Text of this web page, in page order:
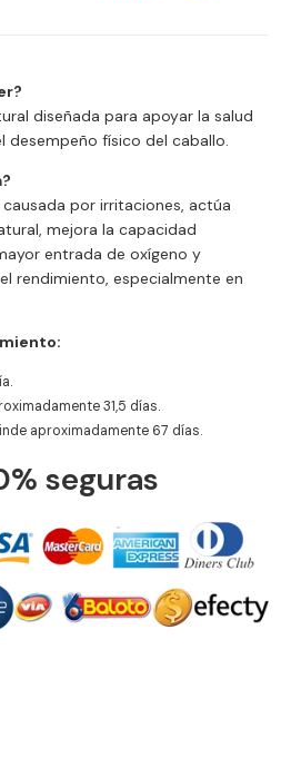
diseñada para apoyar la salud
desempeño físico del caballo.
por irritaciones, actúa
mejora la capacidad
entrada de oxígeno y
rendimiento, especialmente en
31,5 días.
aproximadamente 67 días.
seguras